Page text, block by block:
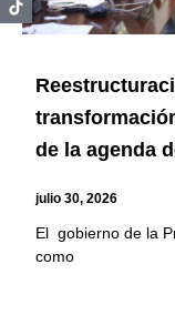
de la agenda
julio 30, 2026
El gobierno de la
como